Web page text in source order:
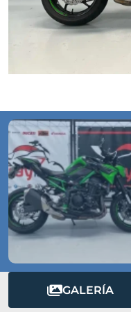
GALERÍA